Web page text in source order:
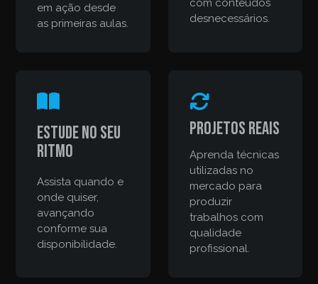
em ação desde
as primeiras aulas.
com conteúdos
desnecessários.
Estude no seu
ritmo
Assista quando e
onde quiser,
avançando
conforme sua
disponibilidade.
Projetos reais
Aprenda técnicas
utilizadas no
mercado para
produzir
trabalhos com
qualidade
profissional.